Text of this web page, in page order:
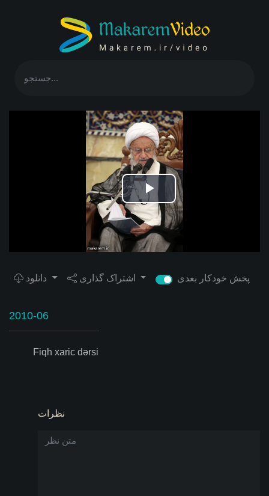
Play
Video
پخش خودکار بعدی
2010-06
Fiqh xaric dərsi
نظرات